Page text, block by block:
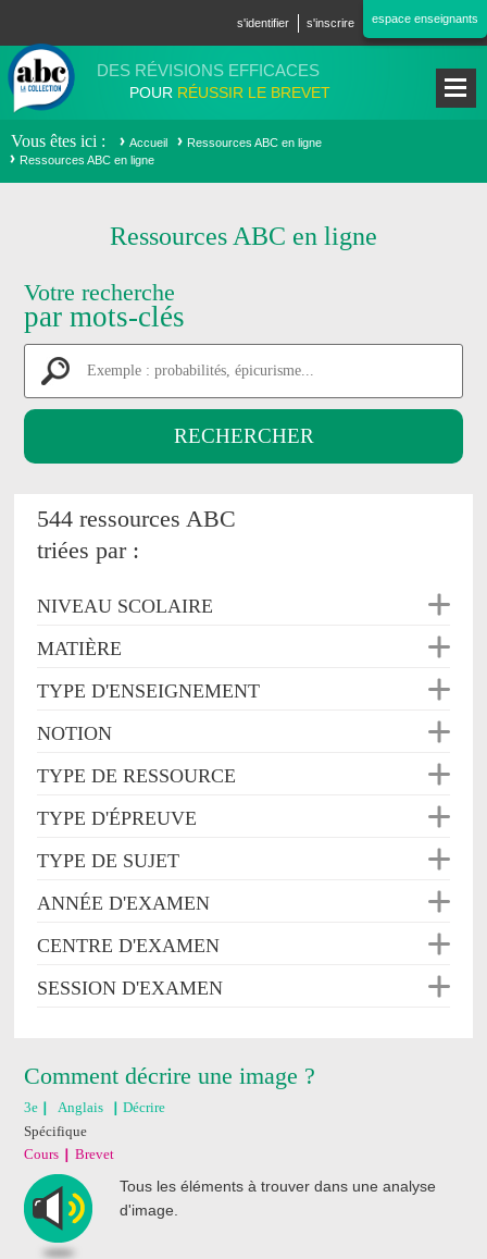
s'identifier s'inscrire espace enseignants
DES RÉVISIONS EFFICACES
POUR RÉUSSIR LE BREVET
Vous êtes ici Accueil
Ressources ABC en ligne
Ressources ABC en ligne
Ressources ABC en ligne
Votre recherche
par mots-clés
544 ressources ABC
triées par :
NIVEAU SCOLAIRE
MATIÈRE
TYPE D'ENSEIGNEMENT
NOTION
TYPE DE RESSOURCE
TYPE D'ÉPREUVE
TYPE DE SUJET
ANNÉE D'EXAMEN
CENTRE D'EXAMEN
SESSION D'EXAMEN
Comment décrire une image ?
3e Anglais
Décrire
Spécifique
Cours
Brevet
Tous les éléments à trouver dans une analyse
d'image.